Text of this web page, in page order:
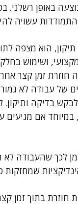
באופן רשלני.
עשויה
תיקון, הוא מצפה
מקצועי, ושימוש
זמן קצר
של עבודה לא
בדיקה ותיקון.
אם מגיעים
לכך שהעבודה לא
שמחזקות
חוזרת בתוך זמן